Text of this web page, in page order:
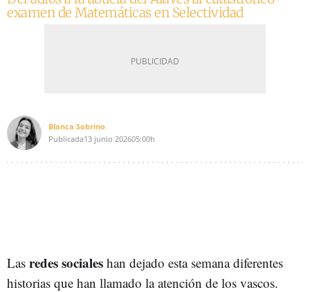
examen de Matemáticas en Selectividad
Blanca Sobrino
Publicada13 junio 202605:00h
Las redes sociales han dejado esta semana diferentes
historias que han llamado la atención de los vascos.